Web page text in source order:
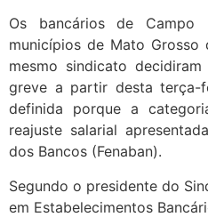
Os bancários de
municípios de Mato
mesmo sindicato
greve a partir desta terça-
definida porque a
reajuste salarial
dos Bancos (Fenaban).
Segundo o presidente do
em Estabelecimentos